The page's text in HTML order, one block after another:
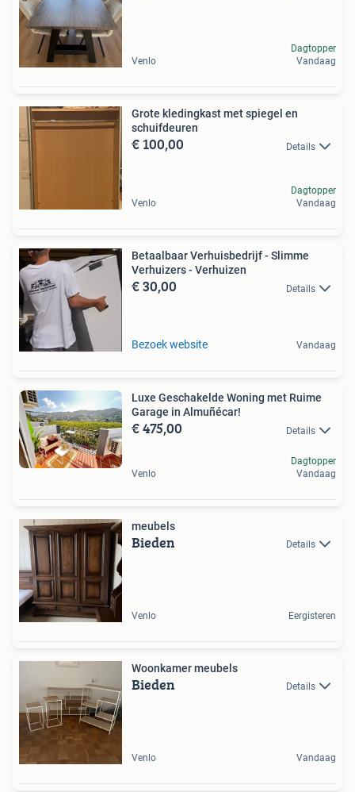
Venlo
Dagtopper
Vandaag
Grote kledingkast met spiegel en
schuifdeuren
€ 100,00 Details
Venlo
Dagtopper
Vandaag
Betaalbaar Verhuisbedrijf - Slimme
Verhuizers - Verhuizen
€ 30,00 Details
Bezoek website Vandaag
Luxe Geschakelde Woning met Ruime
Garage in Almuñécar!
€ 475,00 Details
Venlo
Dagtopper
Vandaag
meubels
Bieden Details
Venlo Eergisteren
Woonkamer meubels
Bieden Details
Venlo Vandaag